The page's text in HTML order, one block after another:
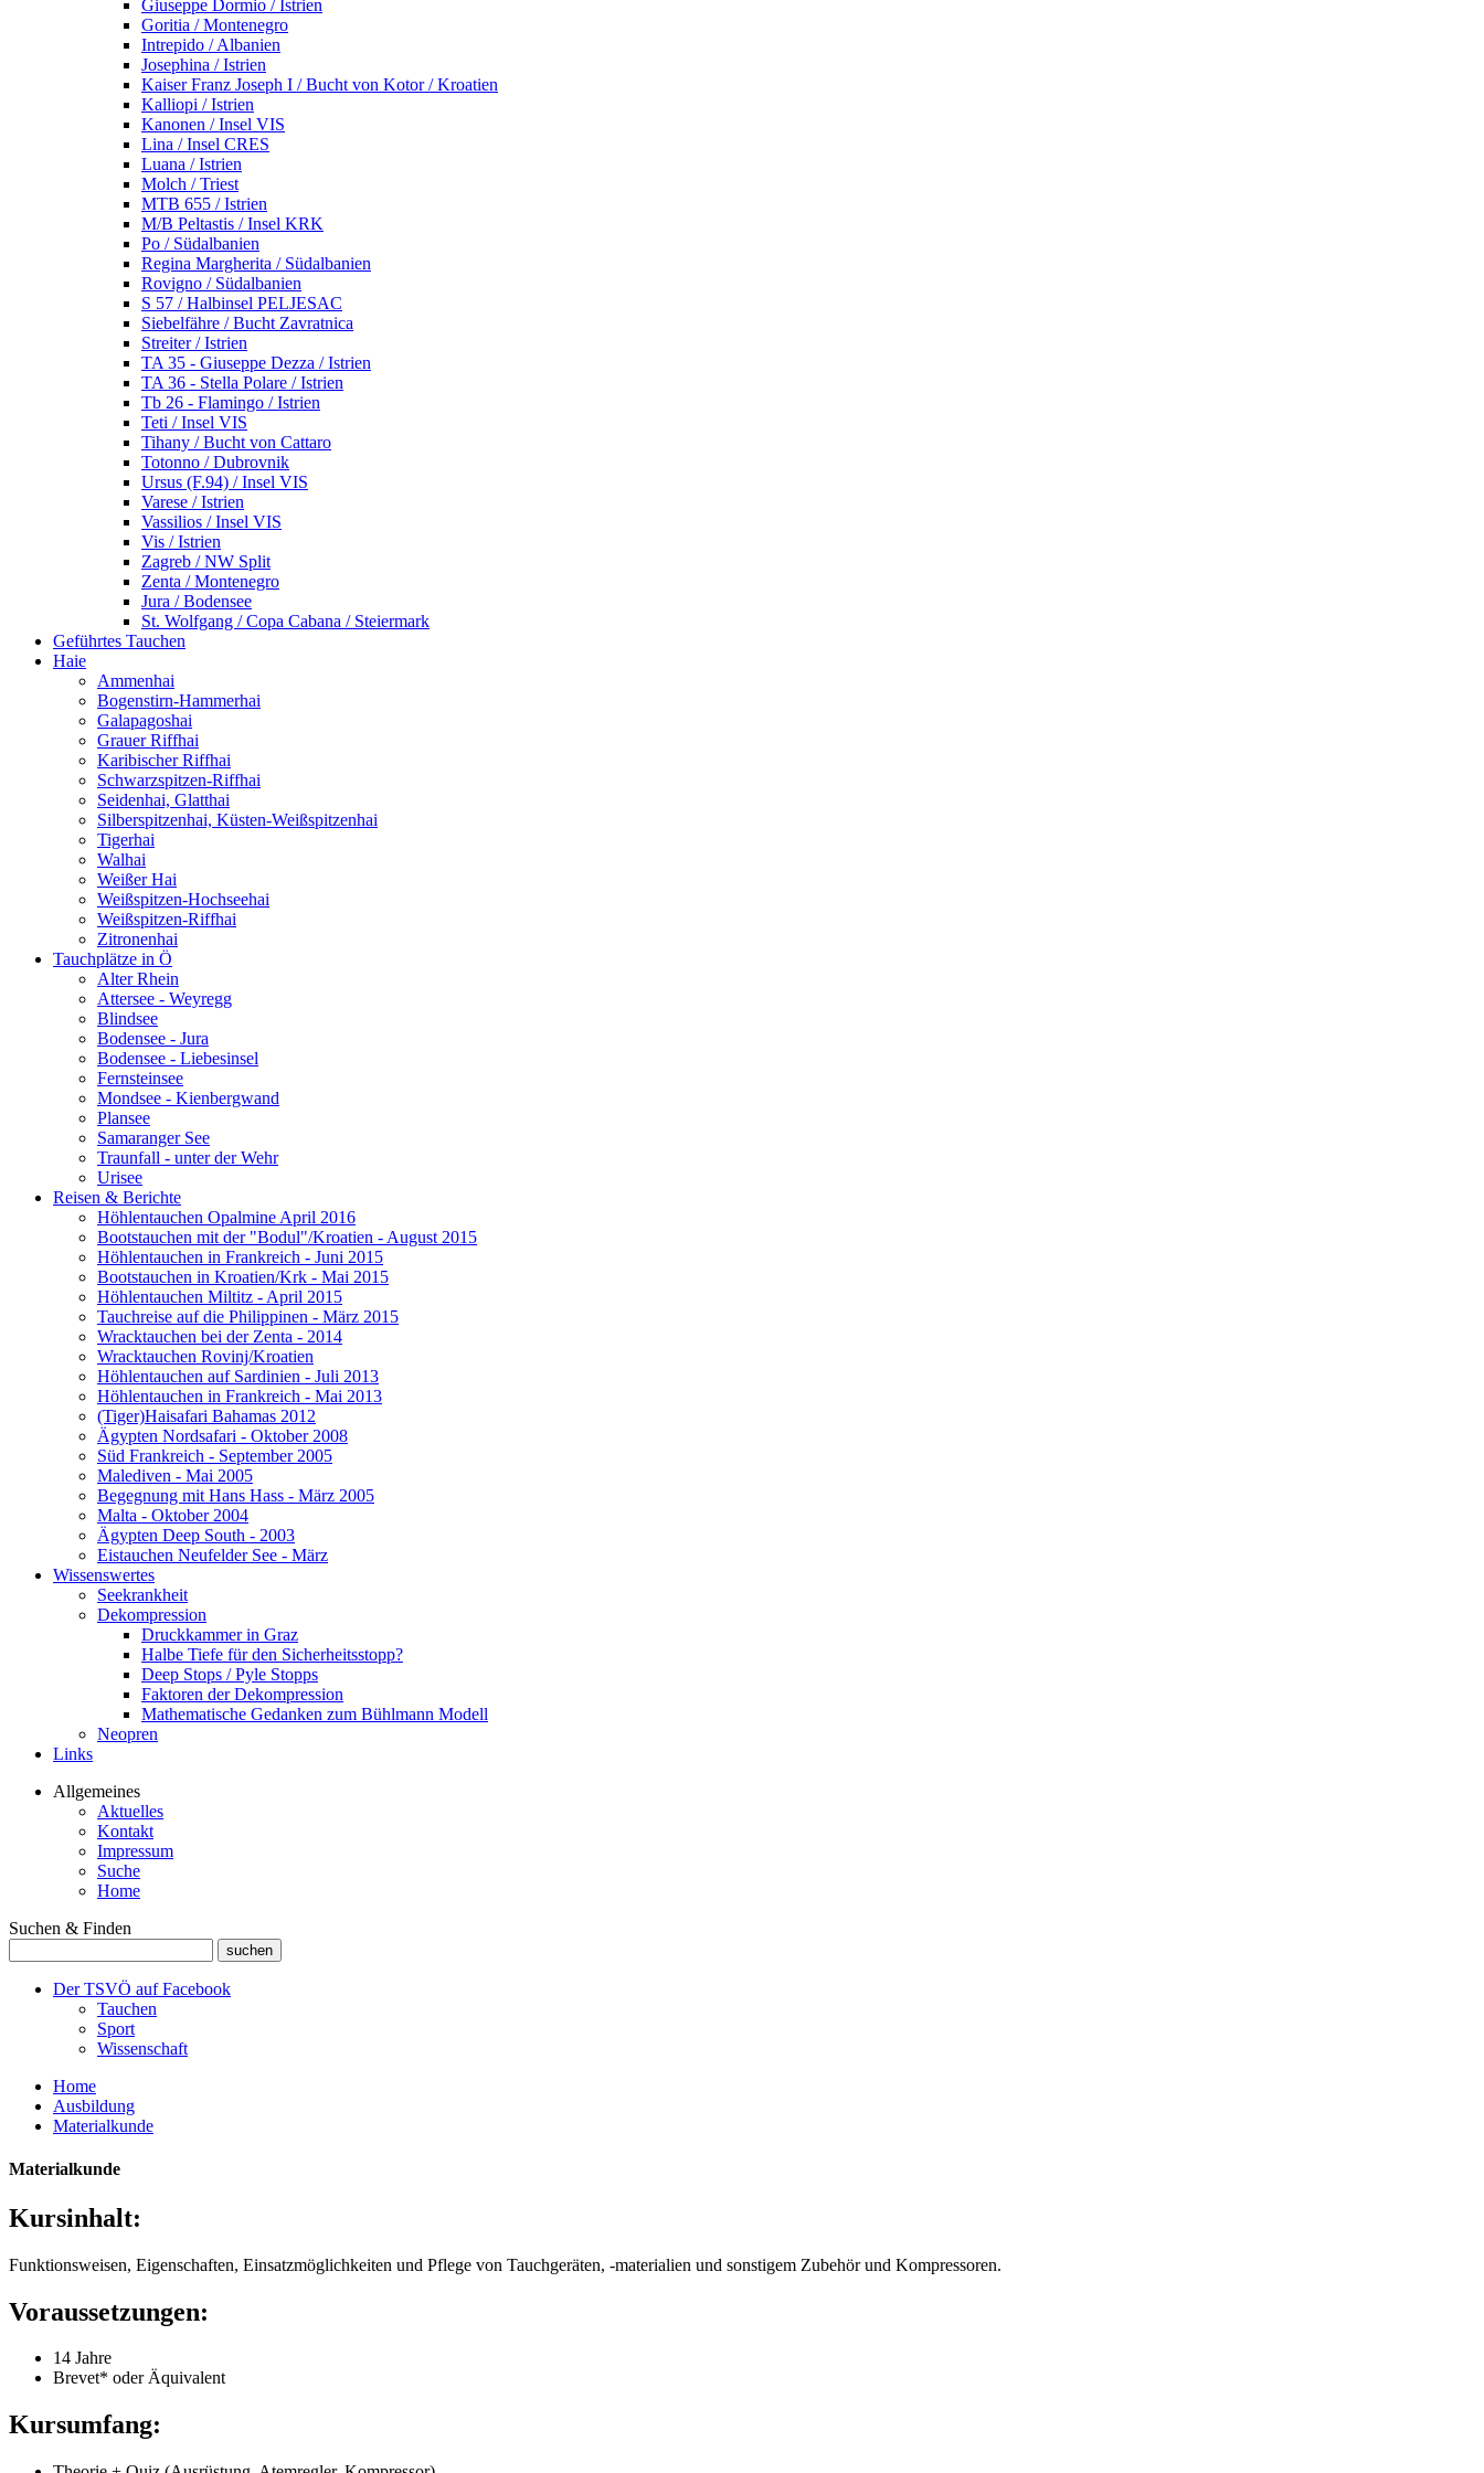
Giuseppe Dormio / Istrien
Goritia / Montenegro
Intrepido / Albanien
Josephina / Istrien
Kaiser Franz Joseph I / Bucht von Kotor / Kroatien
Kalliopi / Istrien
Kanonen / Insel VIS
Lina / Insel CRES
Luana / Istrien
Molch / Triest
MTB 655 / Istrien
M/B Peltastis / Insel KRK
Po / Südalbanien
Regina Margherita / Südalbanien
Rovigno / Südalbanien
S 57 / Halbinsel PELJESAC
Siebelfähre / Bucht Zavratnica
Streiter / Istrien
TA 35 - Giuseppe Dezza / Istrien
TA 36 - Stella Polare / Istrien
Tb 26 - Flamingo / Istrien
Teti / Insel VIS
Tihany / Bucht von Cattaro
Totonno / Dubrovnik
Ursus (F.94) / Insel VIS
Varese / Istrien
Vassilios / Insel VIS
Vis / Istrien
Zagreb / NW Split
Zenta / Montenegro
Jura / Bodensee
St. Wolfgang / Copa Cabana / Steiermark
Geführtes Tauchen
Haie
Ammenhai
Bogenstirn-Hammerhai
Galapagoshai
Grauer Riffhai
Karibischer Riffhai
Schwarzspitzen-Riffhai
Seidenhai, Glatthai
Silberspitzenhai, Küsten-Weißspitzenhai
Tigerhai
Walhai
Weißer Hai
Weißspitzen-Hochseehai
Weißspitzen-Riffhai
Zitronenhai
Tauchplätze in Ö
Alter Rhein
Attersee - Weyregg
Blindsee
Bodensee - Jura
Bodensee - Liebesinsel
Fernsteinsee
Mondsee - Kienbergwand
Plansee
Samaranger See
Traunfall - unter der Wehr
Urisee
Reisen & Berichte
Höhlentauchen Opalmine April 2016
Bootstauchen mit der "Bodul"/Kroatien - August 2015
Höhlentauchen in Frankreich - Juni 2015
Bootstauchen in Kroatien/Krk - Mai 2015
Höhlentauchen Miltitz - April 2015
Tauchreise auf die Philippinen - März 2015
Wracktauchen bei der Zenta - 2014
Wracktauchen Rovinj/Kroatien
Höhlentauchen auf Sardinien - Juli 2013
Höhlentauchen in Frankreich - Mai 2013
(Tiger)Haisafari Bahamas 2012
Ägypten Nordsafari - Oktober 2008
Süd Frankreich - September 2005
Malediven - Mai 2005
Begegnung mit Hans Hass - März 2005
Malta - Oktober 2004
Ägypten Deep South - 2003
Eistauchen Neufelder See - März
Wissenswertes
Seekrankheit
Dekompression
Druckkammer in Graz
Halbe Tiefe für den Sicherheitsstopp?
Deep Stops / Pyle Stopps
Faktoren der Dekompression
Mathematische Gedanken zum Bühlmann Modell
Neopren
Links
Allgemeines
Aktuelles
Kontakt
Impressum
Suche
Home
Suchen & Finden
Der TSVÖ auf Facebook
Tauchen
Sport
Wissenschaft
Home
Ausbildung
Materialkunde
Materialkunde
Kursinhalt:
Funktionsweisen, Eigenschaften, Einsatzmöglichkeiten und Pflege von Tauchgeräten, -materialien und sonstigem Zubehör und Kompressoren.
Voraussetzungen:
14 Jahre
Brevet* oder Äquivalent
Kursumfang: